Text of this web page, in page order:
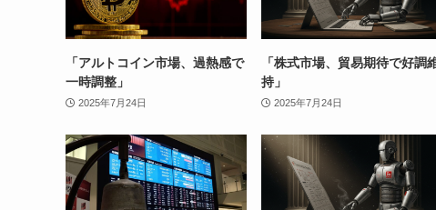
「アルトコイン市場、過熱感で
一時調整」
2025年7月24日
「株式市場、貿易期待で好調
持」
2025年7月24日